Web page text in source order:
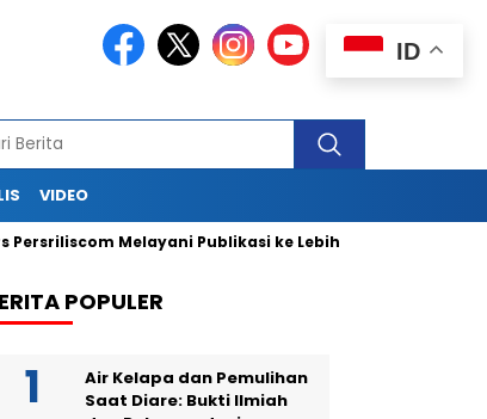
VIDEO
Melayani Publikasi ke Lebih dari 150 Media Online
POPULER
Air Kelapa dan Pemulihan
Saat Diare: Bukti Ilmiah
ID